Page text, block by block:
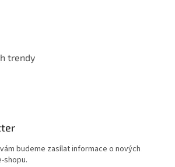
trendy
budeme zasílat informace o nových
shopu.